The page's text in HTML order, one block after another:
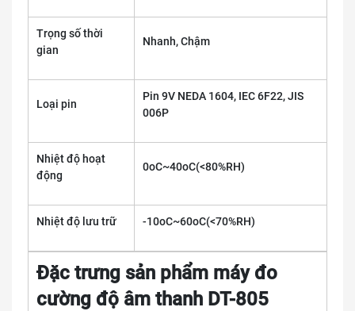
Trọng số thời
gian
Nhanh, Chậm
Loại pin
Pin 9V NEDA 1604, IEC 6F22, JIS
006P
Nhiệt độ hoạt
động
0oC~40oC(<80%RH)
Nhiệt độ lưu trữ -10oC~60oC(<70%RH)
Đặc trưng sản phẩm máy đo
cường độ âm thanh DT-805